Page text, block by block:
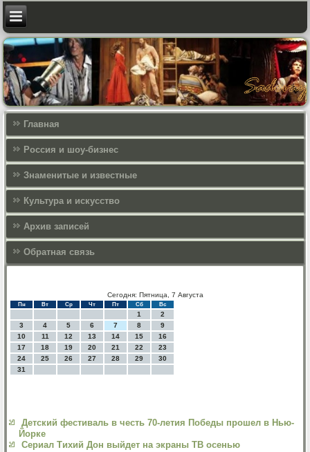
Главная
Россия и шоу-бизнес
Знаменитые и известные
Культура и искусcтво
Архив записей
Обратная связь
Сегодня: Пятница, 7 Августа
Пн Вт Ср Чт Пт Сб Вс
1
2
3
4 5 6 7 8
9
10
11 12 13 14 15
16
17
18 19 20 21 22
23
24
25 26 27 28 29
30
31
Детский фестиваль в честь 70-летия Победы прошел в Нью-
Йорке
Сериал Тихий Дон выйдет на экраны ТВ осенью